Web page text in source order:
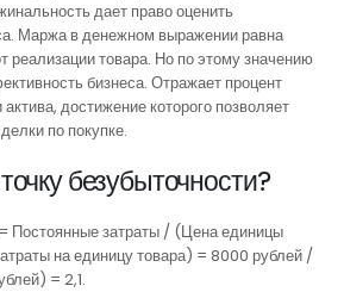
дает право оценить
Маржа в денежном выражении равна
реализации товара. Но по этому значению
бизнеса. Отражает процент
достижение которого позволяет
по покупке.
безубыточности?
Постоянные затраты / (Цена единицы
на единицу товара) = 8000 рублей /
= 2,1.